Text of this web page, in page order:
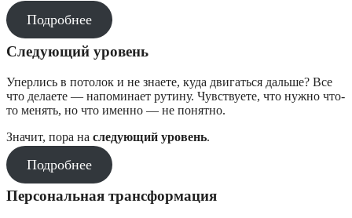
Подробнее
Следующий уровень
Уперлись в потолок и не знаете, куда двигаться дальше? Все
что делаете — напоминает рутину. Чувствуете, что нужно что-
то менять, но что именно — не понятно.
Значит, пора на следующий уровень.
Подробнее
Персональная трансформация